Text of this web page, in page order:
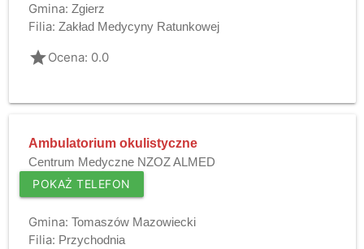
Gmina: Zgierz
Filia: Zakład Medycyny Ratunkowej
gradeOcena: 0.0
Ambulatorium okulistyczne
Centrum Medyczne NZOZ ALMED
POKAŻ TELEFON
Gmina: Tomaszów Mazowiecki
Filia: Przychodnia